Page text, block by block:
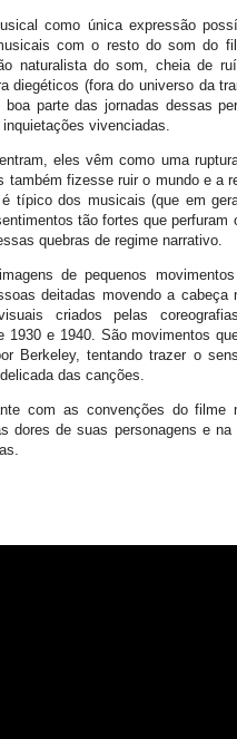
como única expressão
com o resto do som do
naturalista do som, cheia de
diegéticos (fora do universo da
boa parte das jornadas dessas
vivenciadas.
eles vêm como uma
também fizesse ruir o mundo e a
típico dos musicais (que em
tão fortes que perfuram
quebras de regime narrativo.
de pequenos
deitadas movendo a
criados pelas
1930 e 1940. São movimentos
Berkeley, tentando trazer o
das canções.
com as convenções do
dores de suas personagens e